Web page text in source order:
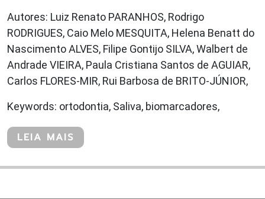
Autores: Luiz Renato PARANHOS, Rodrigo
RODRIGUES, Caio Melo MESQUITA, Helena Benatt do
Nascimento ALVES, Filipe Gontijo SILVA, Walbert de
Andrade VIEIRA, Paula Cristiana Santos de AGUIAR,
Carlos FLORES-MIR, Rui Barbosa de BRITO-JÚNIOR,
Keywords: ortodontia, Saliva, biomarcadores,
LEIA MAIS